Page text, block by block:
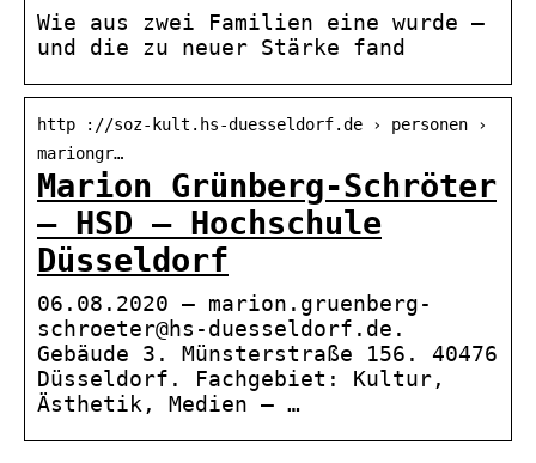
Wie aus zwei Familien eine wurde –
und die zu neuer Stärke fand
http ://soz-kult.hs-duesseldorf.de › personen ›
mariongr…
Marion Grünberg-Schröter
– HSD – Hochschule
Düsseldorf
06.08.2020 — marion.gruenberg-
schroeter@hs-duesseldorf.de.
Gebäude 3. Münsterstraße 156. 40476
Düsseldorf. Fachgebiet: Kultur,
Ästhetik, Medien – …